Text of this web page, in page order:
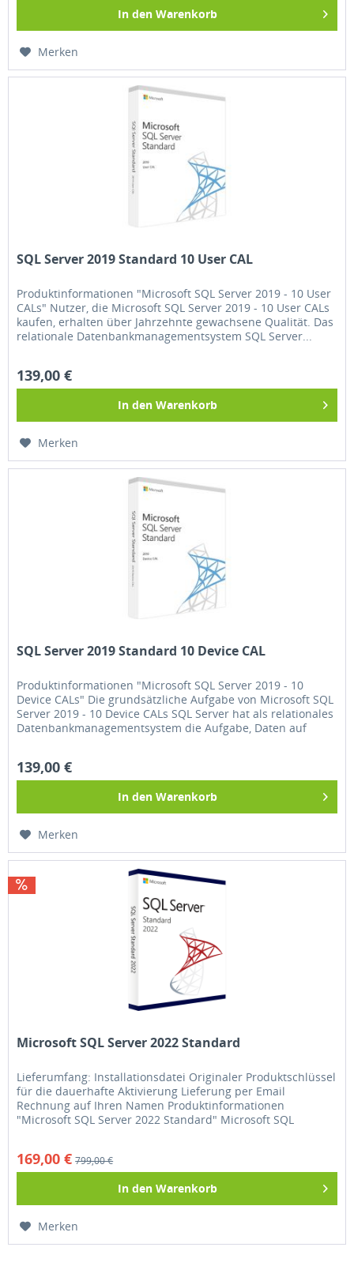
In den Warenkorb
Merken
SQL Server 2019 Standard 10 User CAL
Produktinformationen "Microsoft SQL Server 2019 - 10 User
CALs" Nutzer, die Microsoft SQL Server 2019 - 10 User CALs
kaufen, erhalten über Jahrzehnte gewachsene Qualität. Das
relationale Datenbankmanagementsystem SQL Server...
139,00 €
In den Warenkorb
Merken
SQL Server 2019 Standard 10 Device CAL
Produktinformationen "Microsoft SQL Server 2019 - 10
Device CALs" Die grundsätzliche Aufgabe von Microsoft SQL
Server 2019 - 10 Device CALs SQL Server hat als relationales
Datenbankmanagementsystem die Aufgabe, Daten auf
139,00 €
In den Warenkorb
Merken
Microsoft SQL Server 2022 Standard
Lieferumfang: Installationsdatei Originaler Produktschlüssel
für die dauerhafte Aktivierung Lieferung per Email
Rechnung auf Ihren Namen Produktinformationen
"Microsoft SQL Server 2022 Standard" Microsoft SQL
169,00 € 799,00 €
In den Warenkorb
Merken